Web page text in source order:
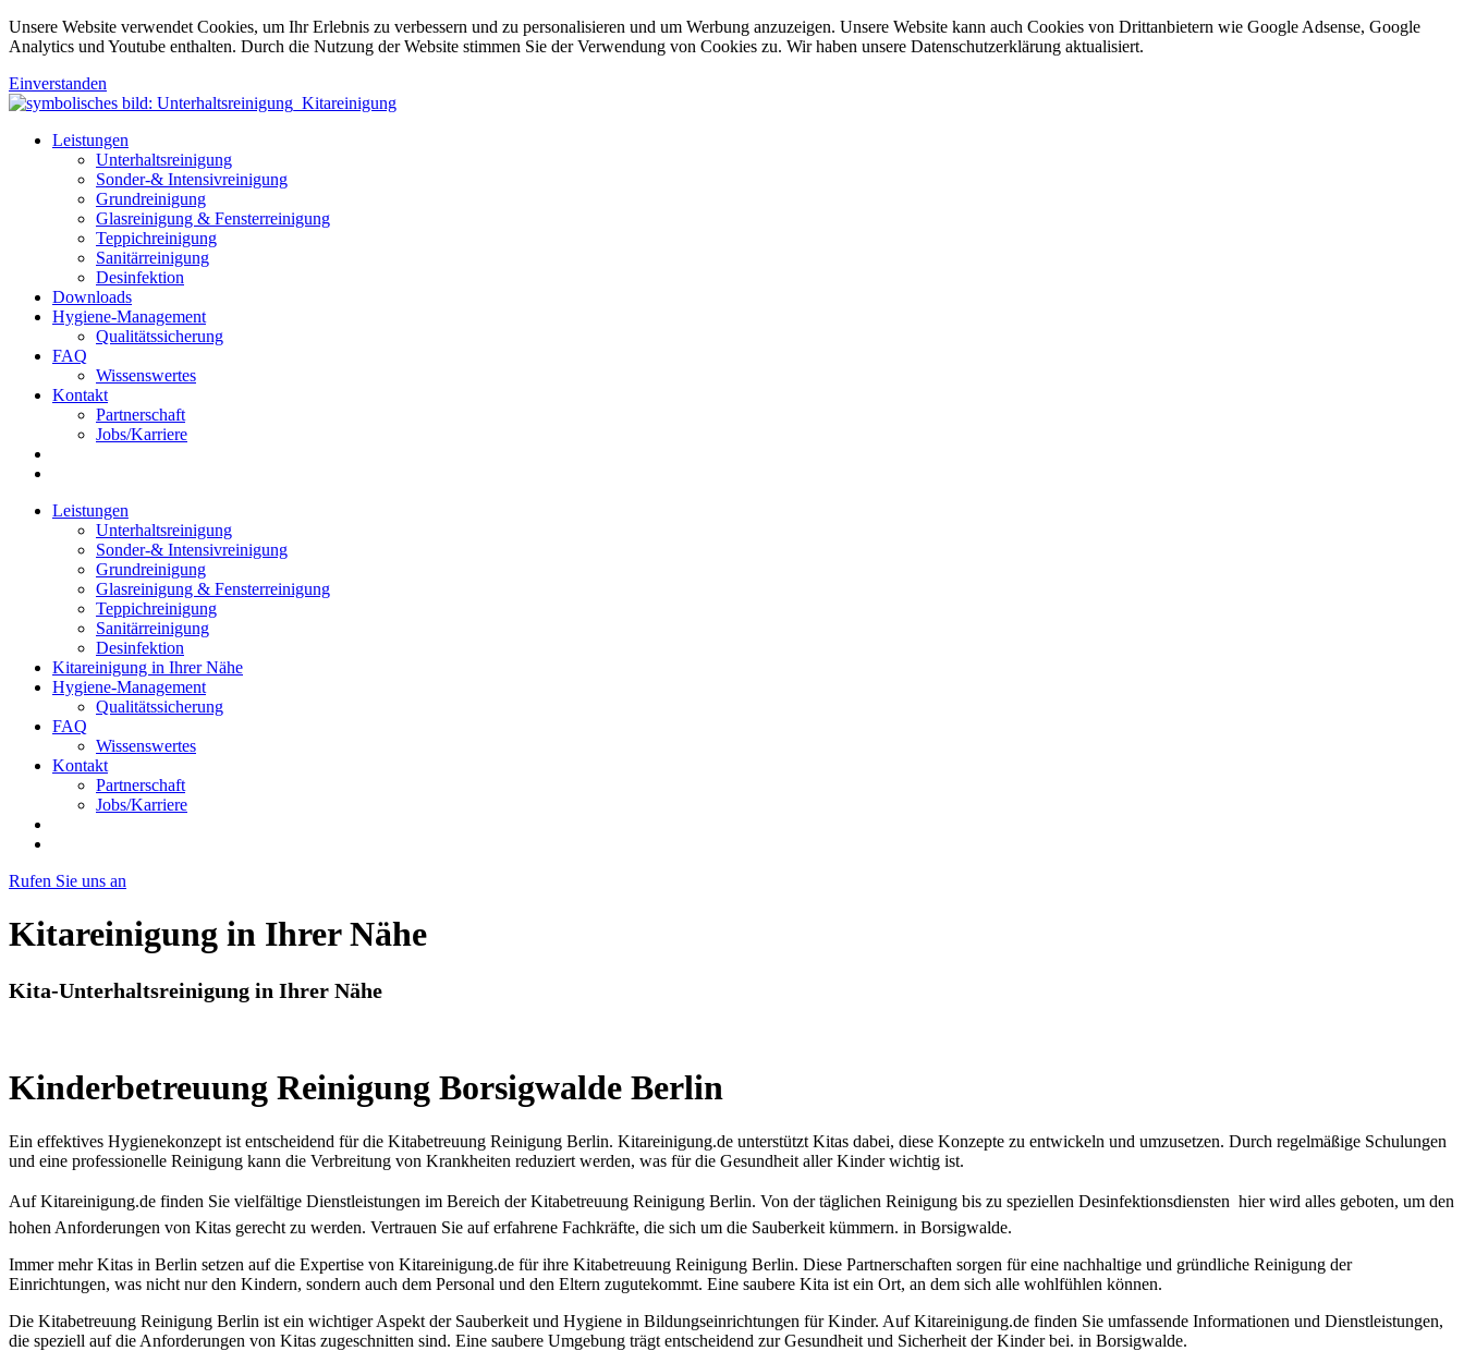
Unsere Website verwendet Cookies, um Ihr Erlebnis zu verbessern und zu personalisieren und um Werbung anzuzeigen. Unsere Website kann auch Cookies von Drittanbietern wie Google Adsense, Google
Analytics und Youtube enthalten. Durch die Nutzung der Website stimmen Sie der Verwendung von Cookies zu. Wir haben unsere Datenschutzerklärung aktualisiert.
Einverstanden
Leistungen
Unterhaltsreinigung
Sonder-& Intensivreinigung
Grundreinigung
Glasreinigung & Fensterreinigung
Teppichreinigung
Sanitärreinigung
Desinfektion
Downloads
Hygiene-Management
Qualitätssicherung
FAQ
Wissenswertes
Kontakt
Partnerschaft
Jobs/Karriere
Leistungen
Unterhaltsreinigung
Sonder-& Intensivreinigung
Grundreinigung
Glasreinigung & Fensterreinigung
Teppichreinigung
Sanitärreinigung
Desinfektion
Kitareinigung in Ihrer Nähe
Hygiene-Management
Qualitätssicherung
FAQ
Wissenswertes
Kontakt
Partnerschaft
Jobs/Karriere
Rufen Sie uns an
Kitareinigung in Ihrer Nähe
Kita-Unterhaltsreinigung in Ihrer Nähe
Kinderbetreuung Reinigung Borsigwalde Berlin
Ein effektives Hygienekonzept ist entscheidend für die Kitabetreuung Reinigung Berlin. Kitareinigung.de unterstützt Kitas dabei, diese Konzepte zu entwickeln und umzusetzen. Durch regelmäßige Schulungen
und eine professionelle Reinigung kann die Verbreitung von Krankheiten reduziert werden, was für die Gesundheit aller Kinder wichtig ist.
Auf Kitareinigung.de finden Sie vielfältige Dienstleistungen im Bereich der Kitabetreuung Reinigung Berlin. Von der täglichen Reinigung bis zu speziellen Desinfektionsdiensten  hier wird alles geboten, um den
hohen Anforderungen von Kitas gerecht zu werden. Vertrauen Sie auf erfahrene Fachkräfte, die sich um die Sauberkeit kümmern. in Borsigwalde.
Immer mehr Kitas in Berlin setzen auf die Expertise von Kitareinigung.de für ihre Kitabetreuung Reinigung Berlin. Diese Partnerschaften sorgen für eine nachhaltige und gründliche Reinigung der
Einrichtungen, was nicht nur den Kindern, sondern auch dem Personal und den Eltern zugutekommt. Eine saubere Kita ist ein Ort, an dem sich alle wohlfühlen können.
Die Kitabetreuung Reinigung Berlin ist ein wichtiger Aspekt der Sauberkeit und Hygiene in Bildungseinrichtungen für Kinder. Auf Kitareinigung.de finden Sie umfassende Informationen und Dienstleistungen,
die speziell auf die Anforderungen von Kitas zugeschnitten sind. Eine saubere Umgebung trägt entscheidend zur Gesundheit und Sicherheit der Kinder bei. in Borsigwalde.